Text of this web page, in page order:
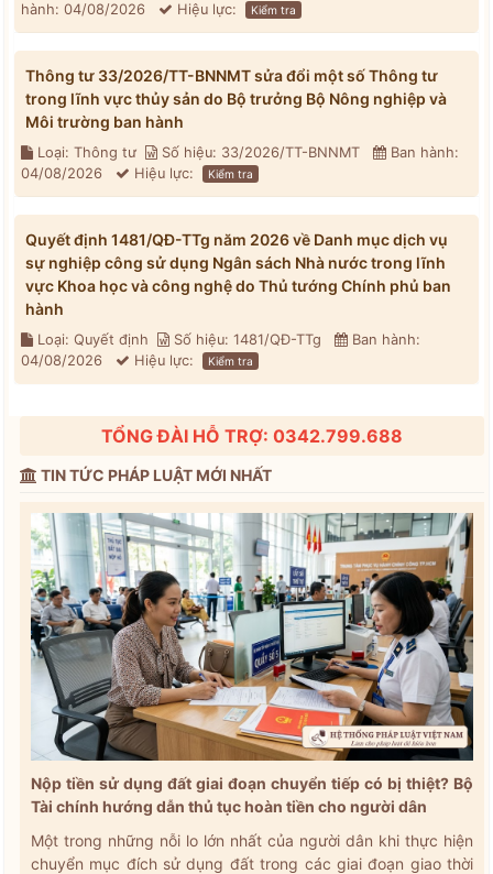
hành: 04/08/2026
Hiệu lực: Kiểm tra
Thông tư 33/2026/TT-BNNMT sửa đổi một số Thông tư
trong lĩnh vực thủy sản do Bộ trưởng Bộ Nông nghiệp và
Môi trường ban hành
Loại: Thông tư Số hiệu: 33/2026/TT-BNNMT
Ban hành:
04/08/2026
Hiệu lực: Kiểm tra
Quyết định 1481/QĐ-TTg năm 2026 về Danh mục dịch vụ
sự nghiệp công sử dụng Ngân sách Nhà nước trong lĩnh
vực Khoa học và công nghệ do Thủ tướng Chính phủ ban
hành
Loại: Quyết định Số hiệu: 1481/QĐ-TTg
Ban hành:
04/08/2026
Hiệu lực: Kiểm tra
TỔNG ĐÀI HỖ TRỢ: 0342.799.688
TIN TỨC PHÁP LUẬT MỚI NHẤT
Nộp tiền sử dụng đất giai đoạn chuyển tiếp có bị thiệt? Bộ
Tài chính hướng dẫn thủ tục hoàn tiền cho người dân
Một trong những nỗi lo lớn nhất của người dân khi thực hiện
chuyển mục đích sử dụng đất trong các giai đoạn giao thời